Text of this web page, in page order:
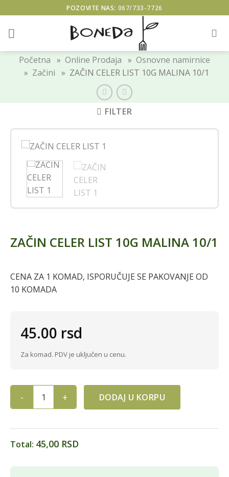
to
content
POZOVITE NAS: 067/733-7726
Početna » Online Prodaja » Osnovne namirnice
» Začini » ZAČIN CELER LIST 10G MALINA 10/1
FILTER
ZAČIN CELER LIST 10G MALINA 10/1
CENA ZA 1 KOMAD, ISPORUČUJE SE PAKOVANJE OD
10 KOMADA
45.00 rsd
Za komad. PDV je uključen u cenu.
ZAČIN CELER LIST 10G MALINA 10/1 quantity
DODAJ U KORPU
Total: 45,00 RSD